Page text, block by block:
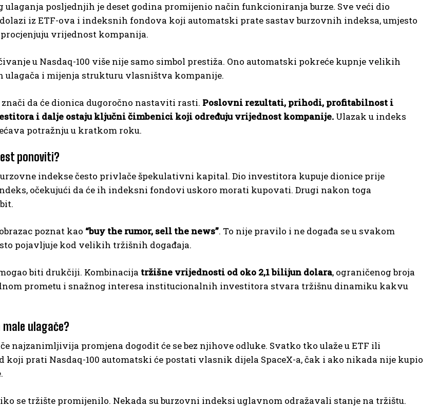
ulaganja posljednjih je deset godina promijenio način funkcioniranja burze. Sve veći dio
iz ETF-ova i indeksnih fondova koji automatski prate sastav burzovnih indeksa, umjesto
vrijednost kompanija.
u Nasdaq-100 više nije samo simbol prestiža. Ono automatski pokreće kupnje velikih
i mijenja strukturu vlasništva kompanije.
znači da će dionica dugoročno nastaviti rasti. Poslovni rezultati, prihodi, profitabilnost i
i dalje ostaju ključni čimbenici koji određuju vrijednost kompanije. Ulazak u indeks
potražnju u kratkom roku.
ponoviti?
indekse često privlače špekulativni kapital. Dio investitora kupuje dionice prije
očekujući da će ih indeksni fondovi uskoro morati kupovati. Drugi nakon toga
poznat kao “buy the rumor, sell the news”. To nije pravilo i ne događa se u svakom
pojavljuje kod velikih tržišnih događaja.
biti drukčiji. Kombinacija tržišne vrijednosti od oko 2,1 bilijun dolara, ograničenog broja
prometu i snažnog interesa institucionalnih investitora stvara tržišnu dinamiku kakvu
ulagače?
najzanimljivija promjena dogodit će se bez njihove odluke. Svatko tko ulaže u ETF ili
prati Nasdaq-100 automatski će postati vlasnik dijela SpaceX-a, čak i ako nikada nije kupio
se tržište promijenilo. Nekada su burzovni indeksi uglavnom odražavali stanje na tržištu.